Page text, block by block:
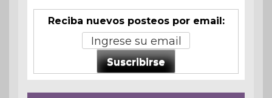
Reciba nuevos posteos por email:
Suscribirse